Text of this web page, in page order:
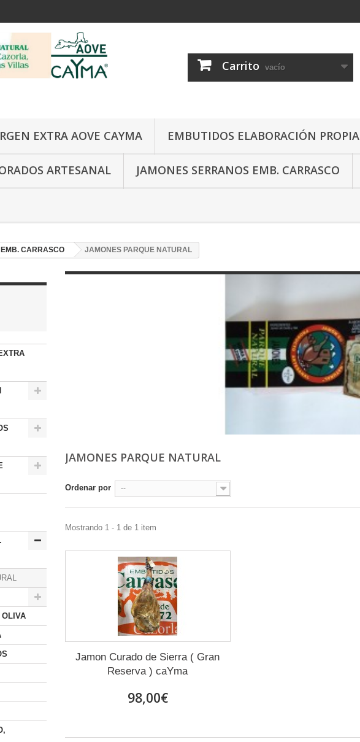
Carrito vacío
EXTRA AOVE CAYMA EMBUTIDOS ELABORACIÓN PROPIA
ARTESANAL JAMONES SERRANOS EMB. CARRASCO
CARRASCO JAMONES PARQUE NATURAL
OLIVA
JAMONES PARQUE NATURAL
Ordenar por --
Mostrando 1 - 1 de 1 item
Jamon Curado de Sierra ( Gran
Reserva ) caYma
98,00€